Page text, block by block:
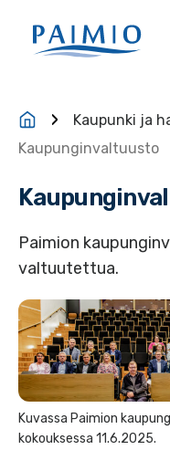
Kaupunki ja
Kaupunginvaltuusto
Paimion
valtuutettua.
Kuvassa Paimion
kokouksessa 11.6.2025.